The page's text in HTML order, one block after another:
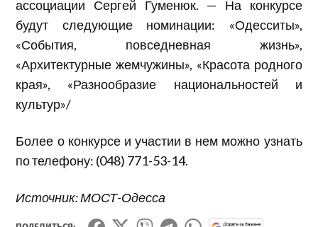
ассоциации Сергей Гуменюк. — На конкурсе
будут следующие номинации: «Одесситы»,
«События, повседневная жизнь»,
«Архитектурные жемчужины», «Красота родного
края», «Разнообразие национальностей и
культур»/
Более о конкурсе и участии в нем можно узнать
по телефону: (048) 771-53-14.
Источник: МОСТ-Одесса